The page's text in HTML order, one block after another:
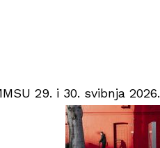
29. i 30. svibnja 2026.